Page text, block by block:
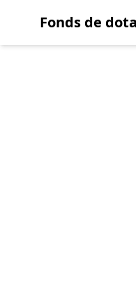
Fonds de